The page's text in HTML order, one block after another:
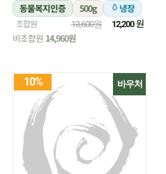
동물복지인증
500g 냉장
조합원 13,600원 12,200원
비조합원 14,960원
바우처
10%